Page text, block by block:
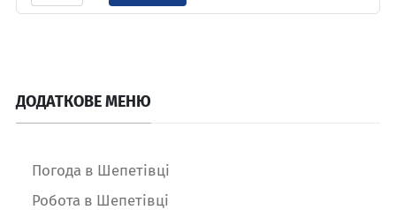
ДОДАТКОВЕ МЕНЮ
Погода в Шепетівці
Робота в Шепетівці